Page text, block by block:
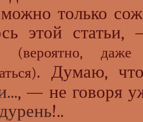
только
этой
(вероятно,
. Думаю,
, — не говоря
!..